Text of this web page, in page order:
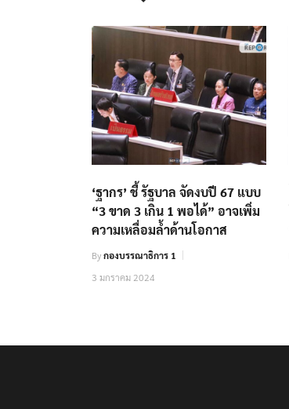
‘ฐากร’ ชี้ รัฐบาล จัดงบปี 67 แบบ
“3 ขาด 3 เกิน 1 พอได้” อาจเพิ่ม
ความเหลื่อมล้ำด้านโอกาส
Byกองบรรณาธิการ 1
3 มกราคม 2024